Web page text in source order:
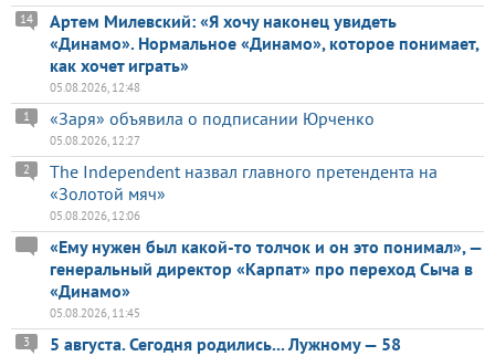
Артем Милевский: «Я хочу наконец увидеть
«Динамо». Нормальное «Динамо», которое понимает,
как хочет играть»
14
05.08.2026, 12:48
«Заря» объявила о подписании Юрченко
1
05.08.2026, 12:27
The Independent назвал главного претендента на
«Золотой мяч»
2
05.08.2026, 12:06
«Ему нужен был какой-то толчок и он это понимал», —
генеральный директор «Карпат» про переход Сыча в
«Динамо»
05.08.2026, 11:45
5 августа. Сегодня родились... Лужному — 58
3